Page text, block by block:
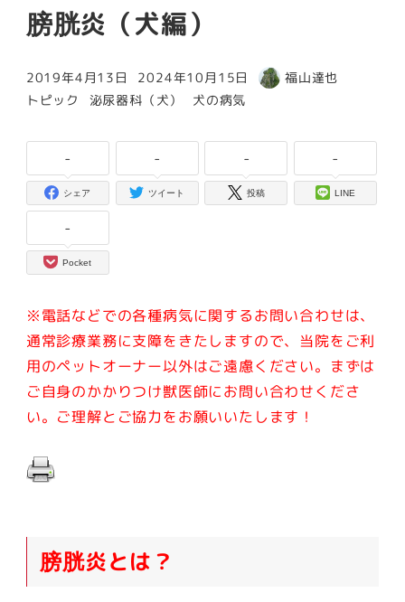
膀胱炎（犬編）
投稿日
2019年4月13日
更新日
2024年10月15日
著
福山達也
カテゴリー
トピック カテゴリー
泌尿器科（犬） カテゴリー
犬の病気
-
シェア
-
ツイート
-
投稿
-
LINE
-
Pocket
※電話などでの各種病気に関するお問い合わせは、
通常診療業務に支障をきたしますので、当院をご利
用のペットオーナー以外はご遠慮ください。 まずは
ご自身のかかりつけ獣医師にお問い合わせくださ
い。ご理解とご協力をお願いいたします！
膀胱炎とは？